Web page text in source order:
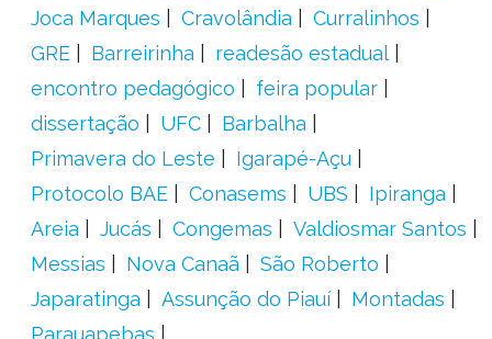
Joca Marques
Cravolândia
Curralinhos
GRE
Barreirinha
readesão estadual
encontro pedagógico
feira popular
dissertação
UFC
Barbalha
Primavera do Leste
Igarapé-Açu
Protocolo BAE
Conasems UBS
Ipiranga
Areia
Jucás Congemas
Valdiosmar Santos
Messias
Nova Canaã
São Roberto
Japaratinga
Assunção do Piauí
Montadas
Parauapebas